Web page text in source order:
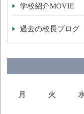
学校紹介MOVIE
過去の校長ブログ
月
火